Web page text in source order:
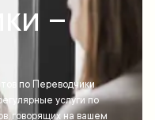
–
по Переводчики
услуги по
говорящих на вашем